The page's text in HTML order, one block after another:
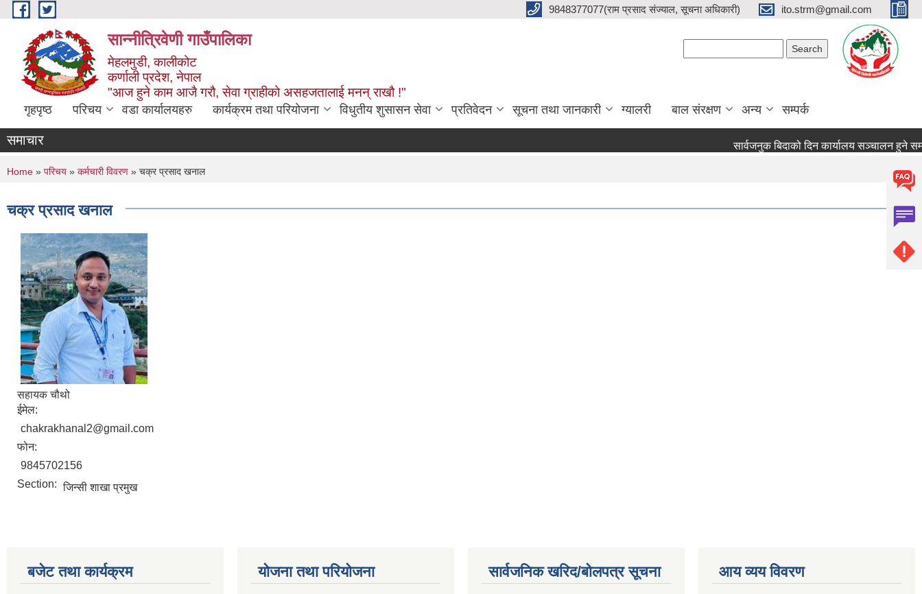
Skip to main content 9848377077(राम प्रसाद संज्याल, सूचना अधिकारी) ito.strm@gmail.com
सान्नीत्रिवेणी गाउँपालिका
मेहलमुडी, कालीकोट
कर्णाली प्रदेश, नेपाल
"आज हुने काम आजै गरौ, सेवा ग्राहीको असहजतालाई मनन् राखौ !"
गृहपृष्ठ परिचय वडा कार्यालयहरु कार्यक्रम तथा परियोजना विधुतीय शुसासन सेवा प्रतिवेदन सूचना तथा जानकारी ग्यालरी बाल संरक्षण अन्य सम्पर्क
समाचार सार्वजनुक बिदाको दिन कार्यालय सञ्चालन हुने
You are here
Home » परिचय » कर्मचारी विवरण » चक्र प्रसाद खनाल
चक्र प्रसाद खनाल
सहायक चौथो
ईमेल:
chakrakhanal2@gmail.com
फोन:
9845702156
Section: जिन्सी शाखा प्रमुख
बजेट तथा कार्यक्रम योजना तथा परियोजना सार्वजनिक खरिद/बोलपत्र सूचना आय व्यय विवरण